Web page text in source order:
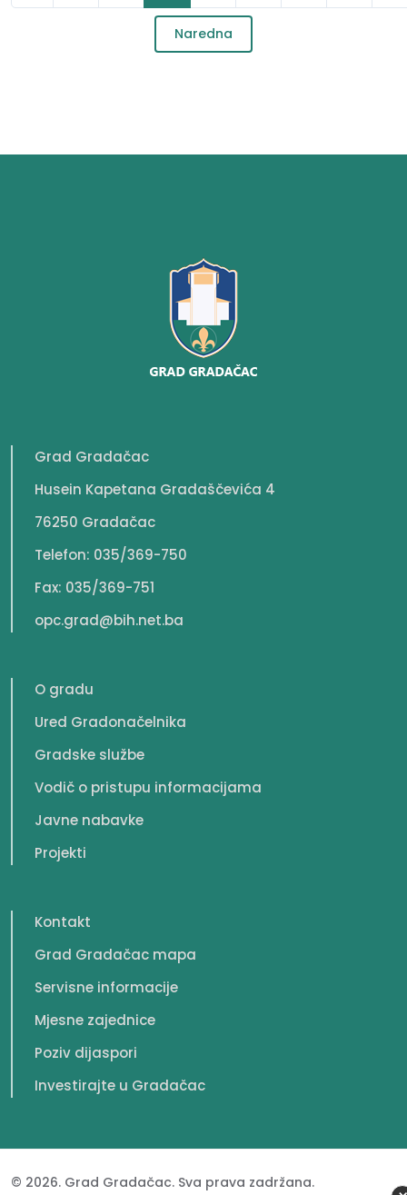
Naredna
Grad Gradačac
Husein Kapetana Gradaščevića 4
76250 Gradačac
Telefon: 035/369-750
Fax: 035/369-751
opc.grad@bih.net.ba
O gradu
Ured Gradonačelnika
Gradske službe
Vodič o pristupu informacijama
Javne nabavke
Projekti
Kontakt
Grad Gradačac mapa
Servisne informacije
Mjesne zajednice
Poziv dijaspori
Investirajte u Gradačac
© 2026. Grad Gradačac. Sva prava zadržana.